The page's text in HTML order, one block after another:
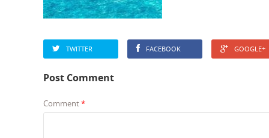
TWITTER FACEBOOK GOOGLE+
Post Comment
Comment*